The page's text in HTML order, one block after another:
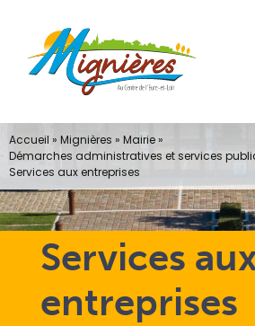
contenu
Services
entreprises
Accueil » Mignières » Mairie»
Démarches administratives et services
Services aux entreprises